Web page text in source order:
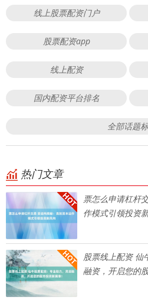
线上股票配资门户
股票配资app
线上配资
国内配资平台排名
全部话题
热门文章
票怎么申请杠杆
作模式引领投资
股票线上配资 仙
融资，开启您的